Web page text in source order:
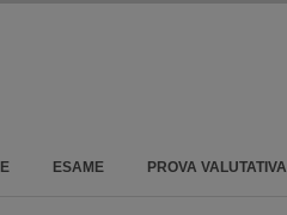
ESAME PROVA VALUTATIVA